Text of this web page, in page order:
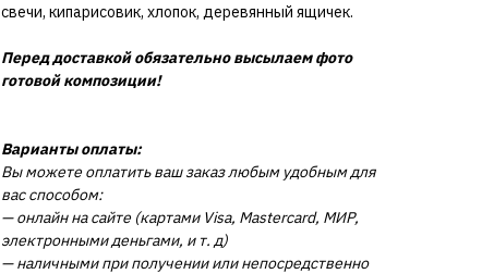
свечи, кипарисовик, хлопок, деревянный ящичек.
Перед доставкой обязательно высылаем фото
готовой композиции!
Варианты оплаты:
Вы можете оплатить ваш заказ любым удобным для
вас способом:
— онлайн на сайте (картами Visa, Mastercard, МИР,
электронными деньгами, и т. д)
— наличными при получении или непосредственно